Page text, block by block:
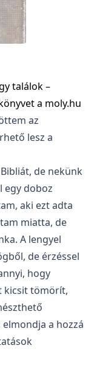
találok –
a moly.hu
az
lesz a
de nekünk
egy doboz
aki ezt adta
miatta, de
A lengyel
de érzéssel
hogy
kicsit tömörít,
a hozzá